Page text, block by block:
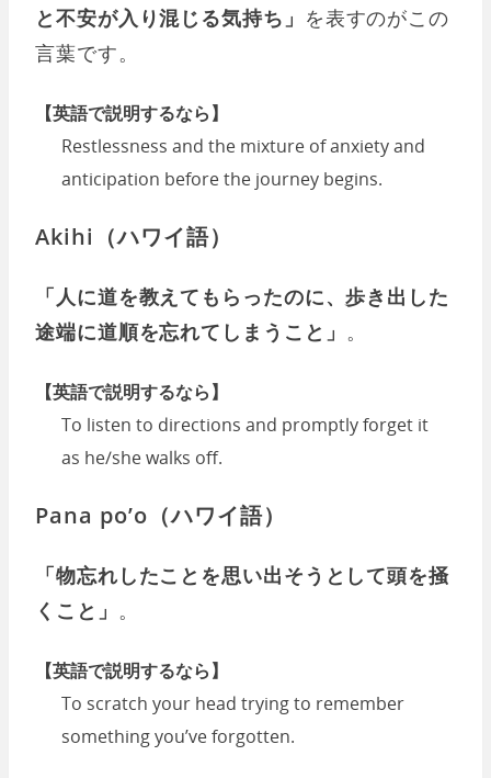
と不安が入り混じる気持ち」 を表すのがこの
言葉です。
【英語で説明するなら】
Restlessness and the mixture of anxiety and
anticipation before the journey begins.
Akihi（ハワイ語）
「人に道を教えてもらったのに、歩き出した
途端に道順を忘れてしまうこと」 。
【英語で説明するなら】
To listen to directions and promptly forget it
as he/she walks off.
Pana po’o（ハワイ語）
「物忘れしたことを思い出そうとして頭を掻
くこと」 。
【英語で説明するなら】
To scratch your head trying to remember
something you’ve forgotten.